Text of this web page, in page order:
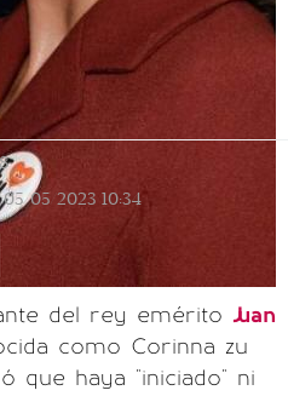
|
05/05/2023 10:34
del rey emérito Juan
como Corinna zu
que haya "iniciado" ni